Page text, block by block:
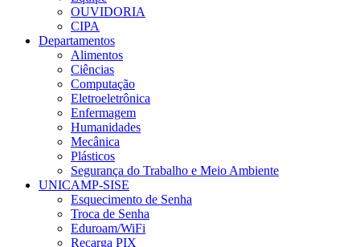
OUVIDORIA
CIPA
Departamentos
Alimentos
Ciências
Computação
Eletroeletrônica
Enfermagem
Humanidades
Mecânica
Plásticos
Segurança do Trabalho e Meio Ambiente
UNICAMP-SISE
Esquecimento de Senha
Troca de Senha
Eduroam/WiFi
Recarga PIX